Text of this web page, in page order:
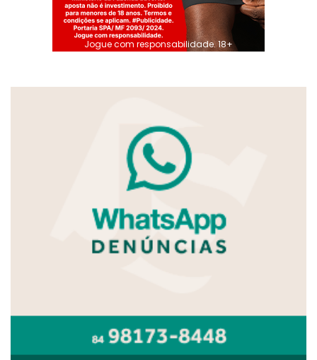
Jogue com responsabilidade. 18+